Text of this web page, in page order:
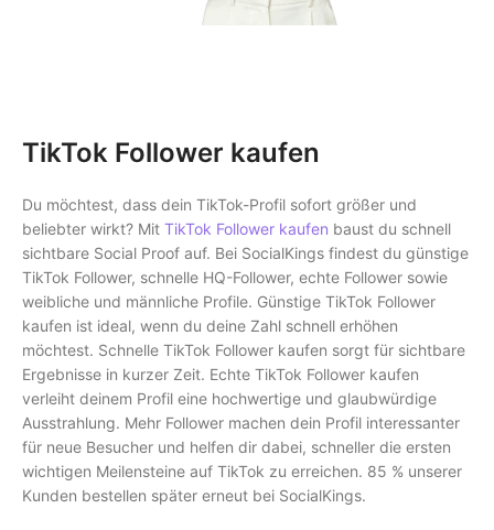
TikTok Follower kaufen
Du möchtest, dass dein TikTok-Profil sofort größer und
beliebter wirkt? Mit TikTok Follower kaufen baust du schnell
sichtbare Social Proof auf. Bei SocialKings findest du günstige
TikTok Follower, schnelle HQ-Follower, echte Follower sowie
weibliche und männliche Profile. Günstige TikTok Follower
kaufen ist ideal, wenn du deine Zahl schnell erhöhen
möchtest. Schnelle TikTok Follower kaufen sorgt für sichtbare
Ergebnisse in kurzer Zeit. Echte TikTok Follower kaufen
verleiht deinem Profil eine hochwertige und glaubwürdige
Ausstrahlung. Mehr Follower machen dein Profil interessanter
für neue Besucher und helfen dir dabei, schneller die ersten
wichtigen Meilensteine auf TikTok zu erreichen. 85 % unserer
Kunden bestellen später erneut bei SocialKings.